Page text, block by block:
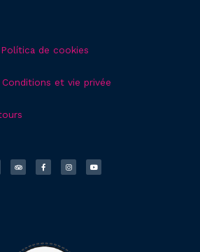
Política de cookies
Conditions et vie privée
i
p
a
c
e
b
s
t
a
u
t
u